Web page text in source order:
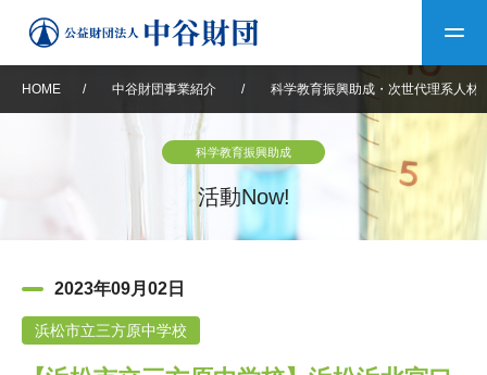
中谷財団について
設立趣意書
中谷財団事業紹介中谷財団動画紹介
HOME / 中谷財団事業紹介 / 科学教育振興助成・次世代理系人材
科学教育振興助成
活動Now!
2023年09月02日
浜松市立三方原中学校